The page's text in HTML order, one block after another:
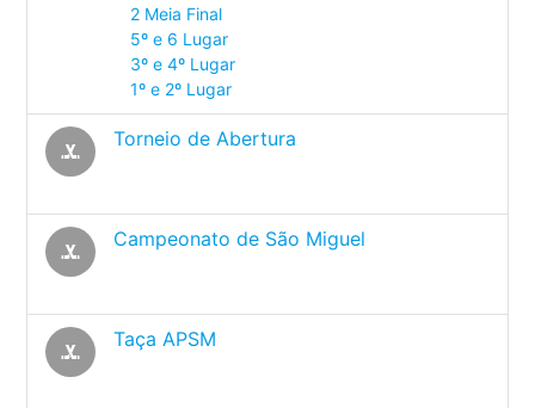
2 Meia Final
5º e 6 Lugar
3º e 4º Lugar
1º e 2º Lugar
sports_hockey
Torneio de Abertura
sports_hockey
Campeonato de São Miguel
sports_hockey
Taça APSM